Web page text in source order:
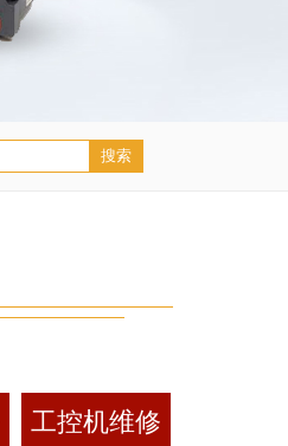
工控机维修